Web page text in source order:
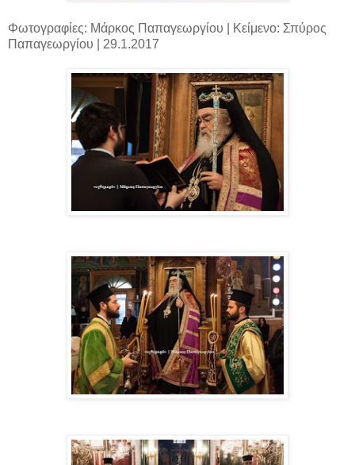
Φωτογραφίες: Μάρκος Παπαγεωργίου | Κείμενο: Σπύρος
Παπαγεωργίου | 29.1.2017